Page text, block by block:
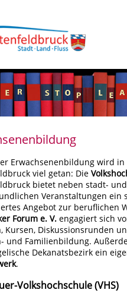
Erwachsenenbildung wird in
viel getan: Die
bietet neben stadt- und
Veranstaltungen ein
Angebot zur beruflichen
Forum e. V. engagiert sich
Kursen, Diskussionsrunden
und Familienbildung.
Dekanatsbezirk ein
.
Volkshochschule (VHS)